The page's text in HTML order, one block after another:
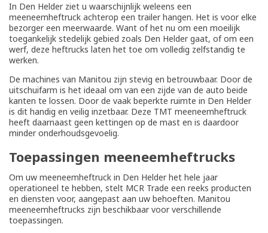
In Den Helder ziet u waarschijnlijk weleens een
meeneemheftruck achterop een trailer hangen. Het is voor elke
bezorger een meerwaarde. Want of het nu om een moeilijk
toegankelijk stedelijk gebied zoals Den Helder gaat, of om een
werf, deze heftrucks laten het toe om volledig zelfstandig te
werken.
De machines van Manitou zijn stevig en betrouwbaar. Door de
uitschuifarm is het ideaal om van een zijde van de auto beide
kanten te lossen. Door de vaak beperkte ruimte in Den Helder
is dit handig en veilig inzetbaar. Deze TMT meeneemheftruck
heeft daarnaast geen kettingen op de mast en is daardoor
minder onderhoudsgevoelig.
Toepassingen meeneemheftrucks
Om uw meeneemheftruck in Den Helder het hele jaar
operationeel te hebben, stelt MCR Trade een reeks producten
en diensten voor, aangepast aan uw behoeften. Manitou
meeneemheftrucks zijn beschikbaar voor verschillende
toepassingen.